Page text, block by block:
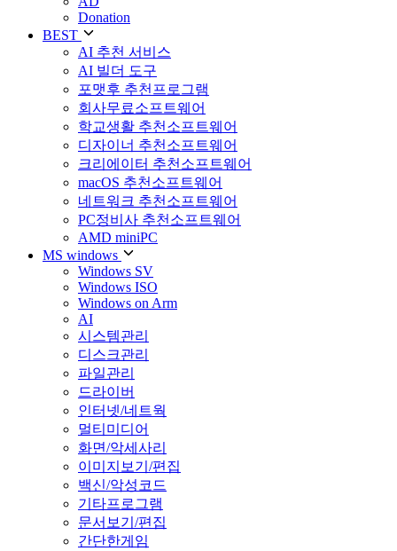
Donation
BEST
AI 추천 서비스
AI 빌더 도구
포맷후 추천프로그램
회사무료소프트웨어
학교생활 추천소프트웨어
디자이너 추천소프트웨어
크리에이터 추천소프트웨어
macOS 추천소프트웨어
네트워크 추천소프트웨어
PC정비사 추천소프트웨어
AMD miniPC
MS windows
Windows SV
Windows ISO
Windows on Arm
AI
시스템관리
디스크관리
파일관리
드라이버
인터넷/네트웍
멀티미디어
화면/악세사리
이미지보기/편집
백신/악성코드
기타프로그램
문서보기/편집
간단한게임